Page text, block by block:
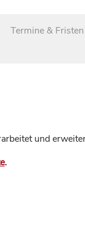
Termine & Fristen
und
.